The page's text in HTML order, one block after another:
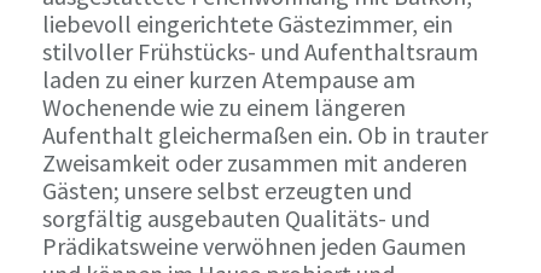
liebevoll eingerichtete Gästezimmer, ein
stilvoller Frühstücks- und Aufenthaltsraum
laden zu einer kurzen Atempause am
Wochenende wie zu einem längeren
Aufenthalt gleichermaßen ein. Ob in trauter
Zweisamkeit oder zusammen mit anderen
Gästen; unsere selbst erzeugten und
sorgfältig ausgebauten Qualitäts- und
Prädikatsweine verwöhnen jeden Gaumen